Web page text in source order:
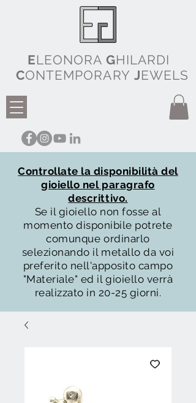
ELEONORA GHILARDI
CONTEMPORARY JEWELS
Controllate la disponibilità del
gioiello nel paragrafo
descrittivo.
Se il gioiello non fosse al
momento disponibile potrete
comunque ordinarlo
selezionando il metallo da voi
preferito nell'apposito campo
"Materiale" ed il gioiello verrà
realizzato in 20-25 giorni.